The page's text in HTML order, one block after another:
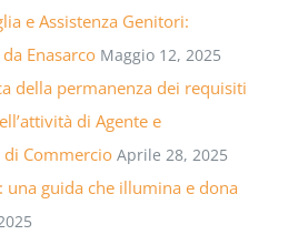
e Assistenza Genitori:
Enasarco Maggio 12, 2025
della permanenza dei requisiti
di Agente e
di Commercio Aprile 28, 2025
una guida che illumina e dona